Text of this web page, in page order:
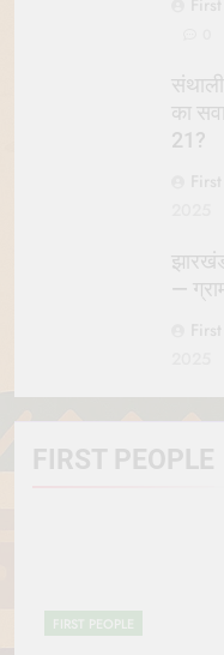
FIRST PEOPLE
FIRST PEOPLE
का
21?
—